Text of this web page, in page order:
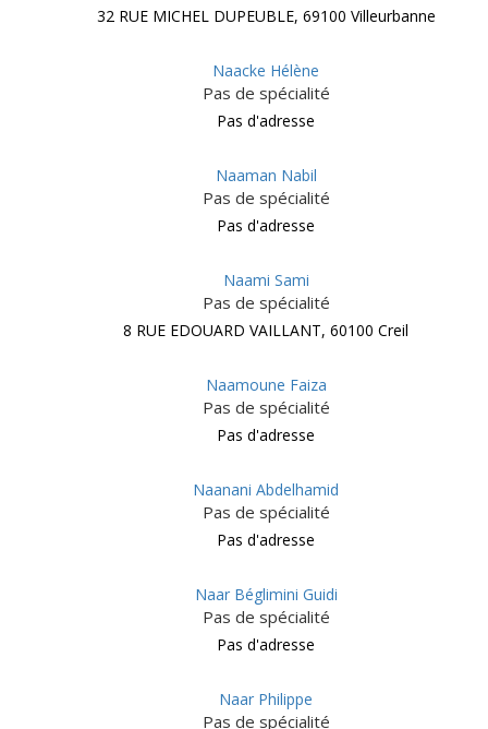
32 RUE MICHEL DUPEUBLE, 69100 Villeurbanne
Naacke Hélène
Pas de spécialité
Pas d'adresse
Naaman Nabil
Pas de spécialité
Pas d'adresse
Naami Sami
Pas de spécialité
8 RUE EDOUARD VAILLANT, 60100 Creil
Naamoune Faiza
Pas de spécialité
Pas d'adresse
Naanani Abdelhamid
Pas de spécialité
Pas d'adresse
Naar Béglimini Guidi
Pas de spécialité
Pas d'adresse
Naar Philippe
Pas de spécialité